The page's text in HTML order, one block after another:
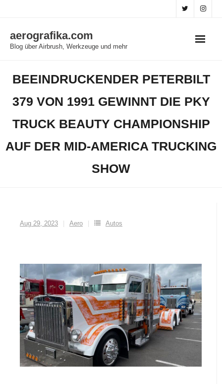
content
aerografika.com
Blog über Airbrush, Werkzeuge und mehr
BEEINDRUCKENDER PETERBILT
379 VON 1991 GEWINNT DIE PKY
TRUCK BEAUTY CHAMPIONSHIP
AUF DER MID-AMERICA TRUCKING
SHOW
Aug 29, 2023 Aero Autos